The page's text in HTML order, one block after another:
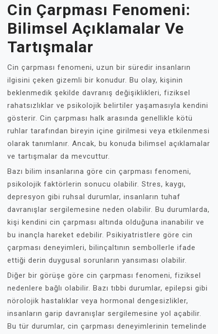
Cin Çarpması Fenomeni:
Bilimsel Açıklamalar Ve
Tartışmalar
Cin çarpması fenomeni, uzun bir süredir insanların
ilgisini çeken gizemli bir konudur. Bu olay, kişinin
beklenmedik şekilde davranış değişiklikleri, fiziksel
rahatsızlıklar ve psikolojik belirtiler yaşamasıyla kendini
gösterir. Cin çarpması halk arasında genellikle kötü
ruhlar tarafından bireyin içine girilmesi veya etkilenmesi
olarak tanımlanır. Ancak, bu konuda bilimsel açıklamalar
ve tartışmalar da mevcuttur.
Bazı bilim insanlarına göre cin çarpması fenomeni,
psikolojik faktörlerin sonucu olabilir. Stres, kaygı,
depresyon gibi ruhsal durumlar, insanların tuhaf
davranışlar sergilemesine neden olabilir. Bu durumlarda,
kişi kendini cin çarpması altında olduğuna inanabilir ve
bu inançla hareket edebilir. Psikiyatristlere göre cin
çarpması deneyimleri, bilinçaltının sembollerle ifade
ettiği derin duygusal sorunların yansıması olabilir.
Diğer bir görüşe göre cin çarpması fenomeni, fiziksel
nedenlere bağlı olabilir. Bazı tıbbi durumlar, epilepsi gibi
nörolojik hastalıklar veya hormonal dengesizlikler,
insanların garip davranışlar sergilemesine yol açabilir.
Bu tür durumlar, cin çarpması deneyimlerinin temelinde